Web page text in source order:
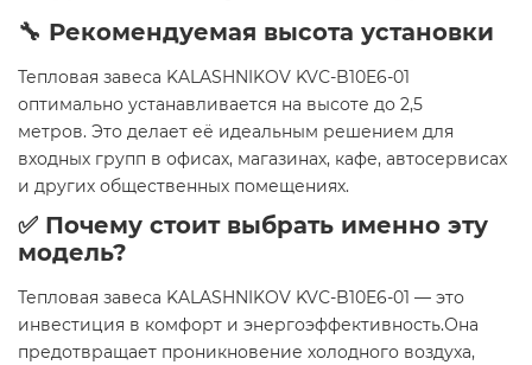
🔧 Рекомендуемая высота установки
Тепловая завеса KALASHNIKOV KVС-B10E6-01
оптимально устанавливается на высоте до 2,5
метров. Это делает её идеальным решением для
входных групп в офисах, магазинах, кафе, автосервисах
и других общественных помещениях.
✅ Почему стоит выбрать именно эту
модель?
Тепловая завеса KALASHNIKOV KVС-B10E6-01 — это
инвестиция в комфорт и энергоэффективность.Она
предотвращает проникновение холодного воздуха,